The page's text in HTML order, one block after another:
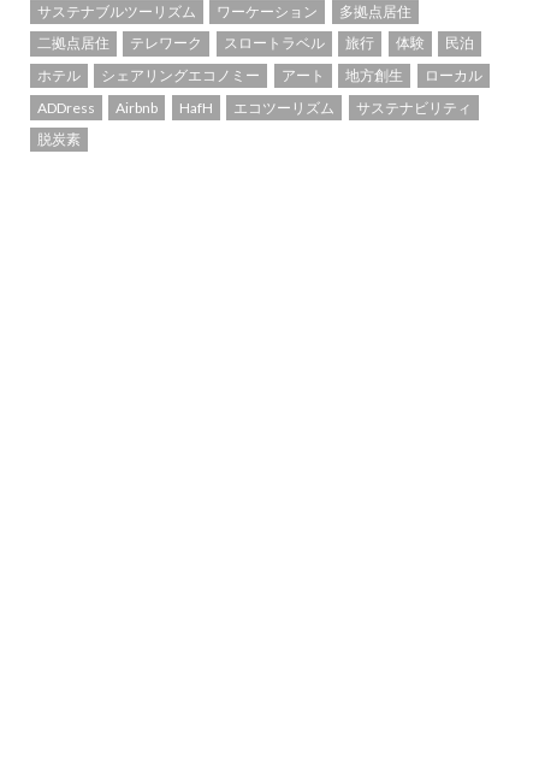
サステナブルツーリズム ワーケーション
多拠点居住
二拠点居住
テレワーク スロートラベル 旅行 体験
民泊
ホテル
シェアリングエコノミー アート 地方創生
ローカル
ADDress
Airbnb HafH エコツーリズム
サステナビリティ
脱炭素